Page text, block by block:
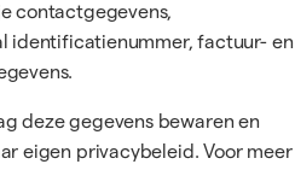
contactgegevens,
identificatienummer, factuur- en
deze gegevens bewaren en
eigen privacybeleid. Voor meer